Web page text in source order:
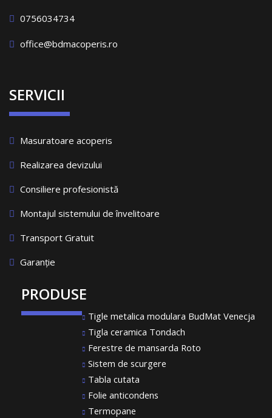
0756034734
office@bdmacoperis.ro
SERVICII
Masuratoare acoperis
Realizarea devizului
Consiliere profesionistă
Montajul sistemului de învelitoare
Transport Gratuit
Garanție
PRODUSE
Tigle metalica modulara BudMat Venecja
Tigla ceramica Tondach
Ferestre de mansarda Roto
Sistem de scurgere
Tabla cutata
Folie anticondens
Termopane